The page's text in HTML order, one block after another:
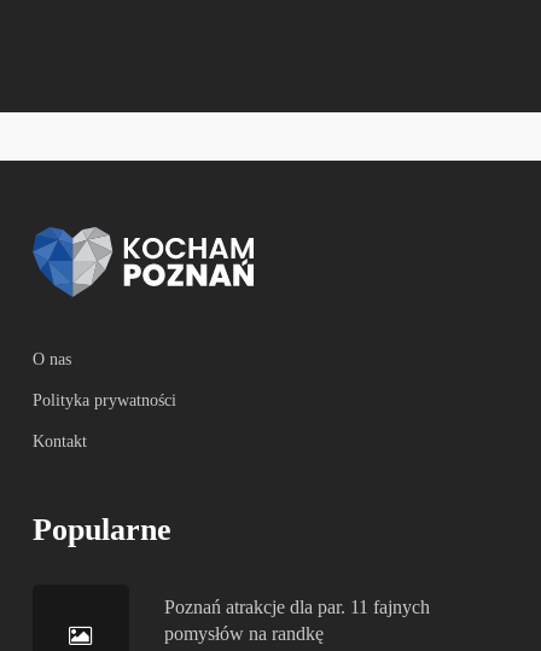
O nas
Polityka prywatności
Kontakt
Popularne
Poznań atrakcje dla par. 11 fajnych
pomysłów na randkę